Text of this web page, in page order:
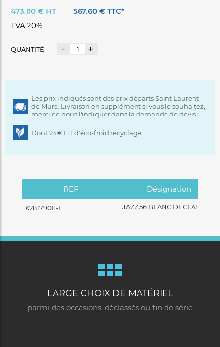
473.00 € HT
567.60 € TTC*
TVA 20%
+
QUANTITÉ -
Les prix indiqués sont des prix départs Saint Laurent
de Mure. Livraison en supplément si vous le souhaitez,
merci de nous l'indiquer dans la demande de devis.
Dont 23 € HT d'éco-froid recyclage
REF Désignation
K2817900-L JAZZ 56 BLANC DECLASSE
LARGE CHOIX DE MATÉRIEL
parmi des occasions, déclassés ou fin de série